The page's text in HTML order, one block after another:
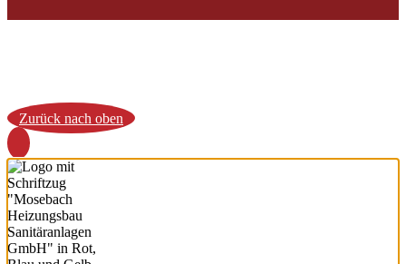
Zurück nach oben